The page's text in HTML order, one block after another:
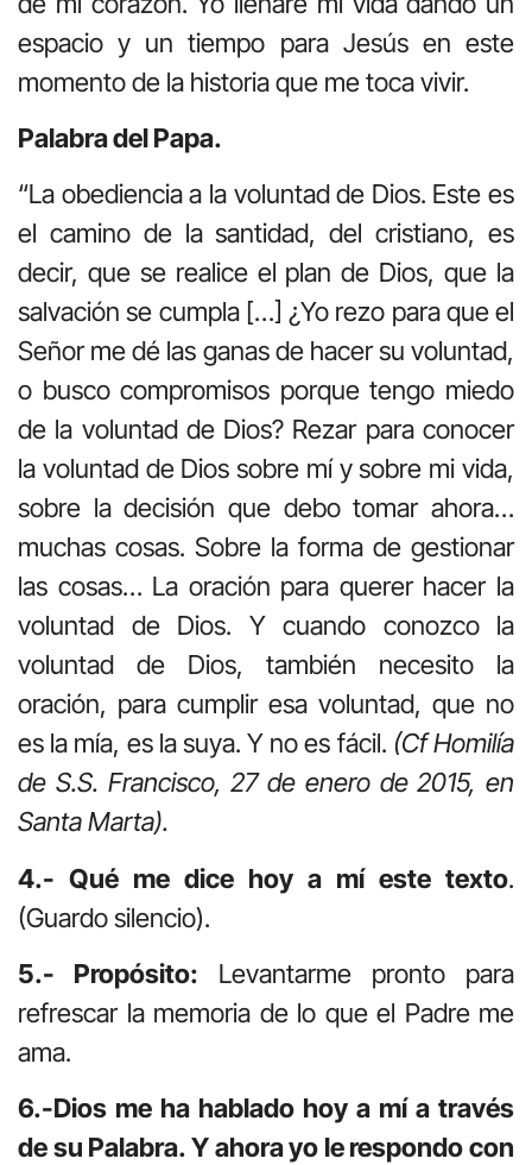
espacio y un tiempo para Jesús en este
momento de la historia que me toca vivir.
Palabra del Papa.
“La obediencia a la voluntad de Dios. Este es
el camino de la santidad, del cristiano, es
decir, que se realice el plan de Dios, que la
salvación se cumpla […] ¿Yo rezo para que el
Señor me dé las ganas de hacer su voluntad,
o busco compromisos porque tengo miedo
de la voluntad de Dios? Rezar para conocer
la voluntad de Dios sobre mí y sobre mi vida,
sobre la decisión que debo tomar ahora…
muchas cosas. Sobre la forma de gestionar
las cosas… La oración para querer hacer la
voluntad de Dios. Y cuando conozco la
voluntad de Dios, también necesito la
oración, para cumplir esa voluntad, que no
es la mía, es la suya. Y no es fácil. (Cf Homilía
de S.S. Francisco, 27 de enero de 2015, en
Santa Marta).
4.- Qué me dice hoy a mí este texto.
(Guardo silencio).
5.- Propósito: Levantarme pronto para
refrescar la memoria de lo que el Padre me
ama.
6.-Dios me ha hablado hoy a mí a través
de su Palabra. Y ahora yo le respondo con